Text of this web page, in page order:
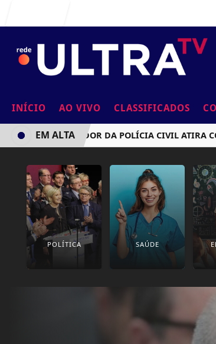
INÍCIO AO VIVO CLASSIFICADOS
INVESTIGADOR DA POLÍCIA CIVIL ATIRA
EM ALTA
POLÍTICA SAÚDE